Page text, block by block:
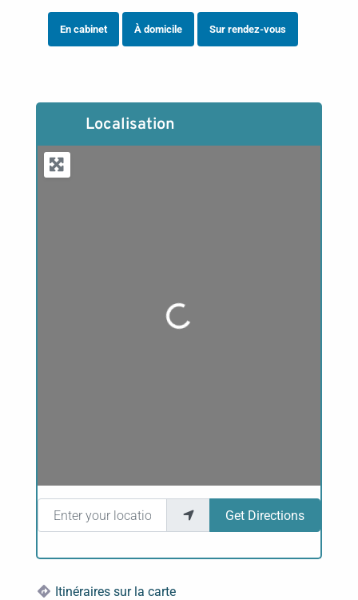
En cabinet À domicile Sur rendez-vous
Localisation
Loading...
Enter your location
Get Directions
Itinéraires sur la carte